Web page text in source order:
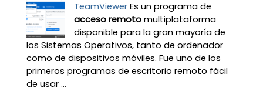
TeamViewer Es un programa de
acceso remotomultiplataforma
disponible para la gran mayoría de
los Sistemas Operativos, tanto de ordenador
como de dispositivos móviles. Fue uno de los
primeros programas de escritorio remoto fácil
de usar ...